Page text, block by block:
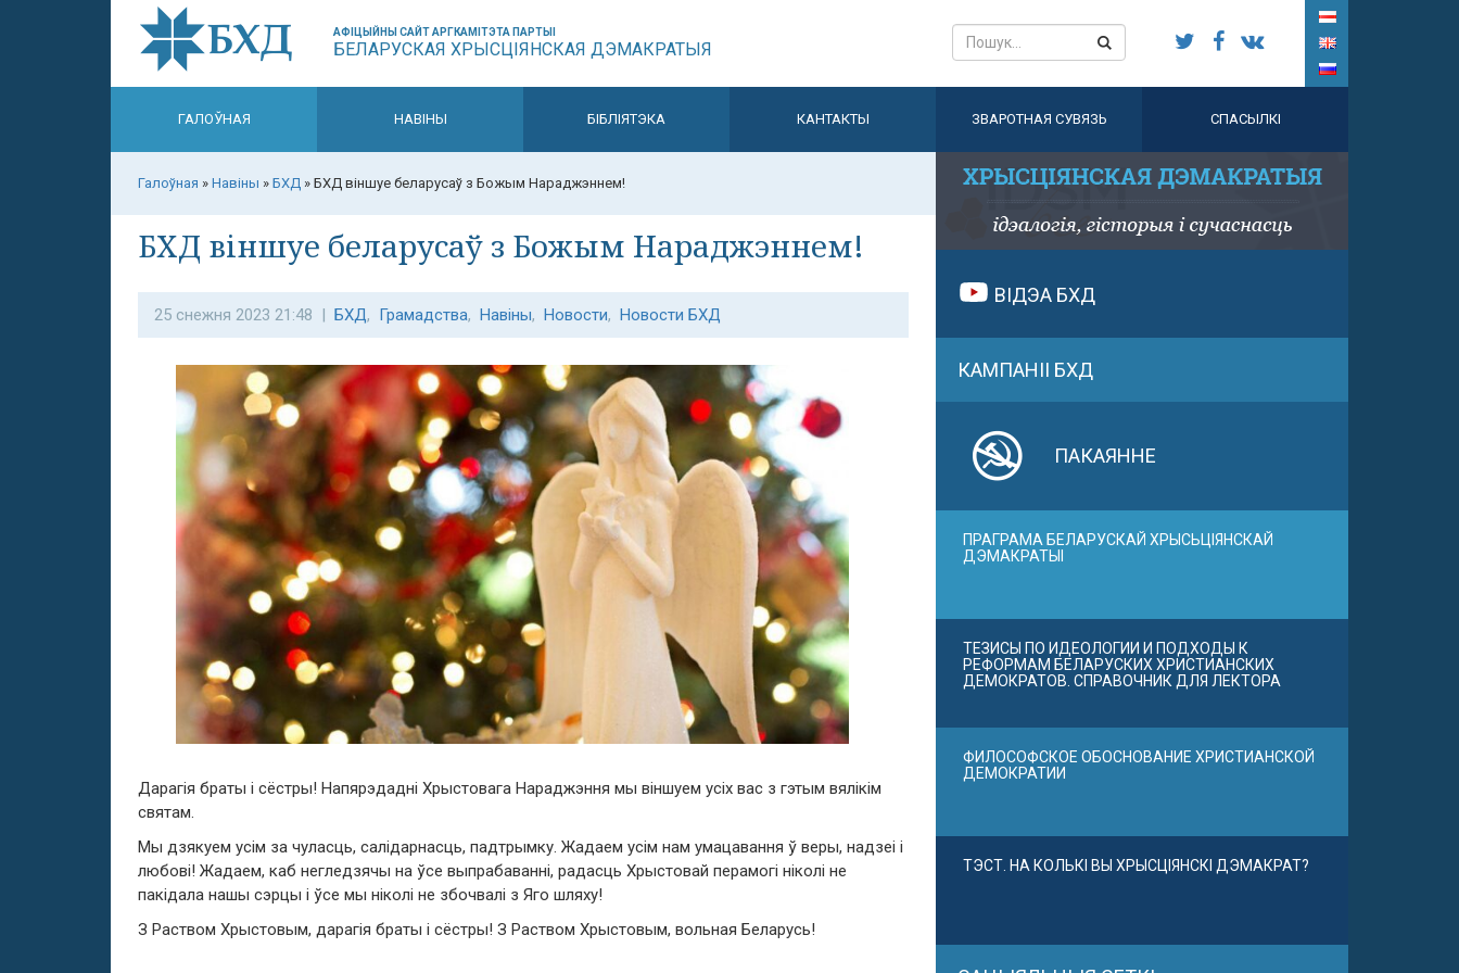
АФІЦЫЙНЫ САЙТ АРГКАМІТЭТА ПАРТЫІ
БЕЛАРУСКАЯ ХРЫСЦІЯНСКАЯ ДЭМАКРАТЫЯ
ГАЛОЎНАЯ НАВІНЫ БІБЛІЯТЭКА КАНТАКТЫ ЗВАРОТНАЯ СУВЯЗЬ СПАСЫЛКІ
Галоўная » Навіны » БХД » БХД віншуе беларусаў з Божым Нараджэннем!
БХД віншуе беларусаў з Божым Нараджэннем!
25 снежня 2023 21:48 | БХД, Грамадства, Навіны, Новости, Новости БХД
Дарагія браты і сёстры! Напярэдадні Хрыстовага Нараджэння мы віншуем усіх вас з гэтым вялікім
святам.
Мы дзякуем усім за чуласць, салідарнасць, падтрымку. Жадаем усім нам умацавання ў веры, надзеі і
любові! Жадаем, каб негледзячы на ўсе выпрабаванні, радасць Хрыстовай перамогі ніколі не
пакідала нашы сэрцы і ўсе мы ніколі не збочвалі з Яго шляху!
З Раством Хрыстовым, дарагія браты і сёстры! З Раством Хрыстовым, вольная Беларусь!
ВІДЭА БХД
КАМПАНІІ БХД
ПАКАЯННЕ
ПРАГРАМА БЕЛАРУСКАЙ ХРЫСЬЦІЯНСКАЙ
ДЭМАКРАТЫІ
ТЕЗИСЫ ПО ИДЕОЛОГИИ И ПОДХОДЫ К
РЕФОРМАМ БЕЛАРУСКИХ ХРИСТИАНСКИХ
ДЕМОКРАТОВ. СПРАВОЧНИК ДЛЯ ЛЕКТОРА
ФИЛОСОФСКОЕ ОБОСНОВАНИЕ ХРИСТИАНСКОЙ
ДЕМОКРАТИИ
ТЭСТ. НА КОЛЬКІ ВЫ ХРЫСЦІЯНСКІ ДЭМАКРАТ?